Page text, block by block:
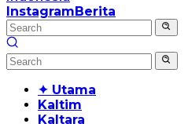
InstagramBerita
✦ Utama
Kaltim
Kaltara